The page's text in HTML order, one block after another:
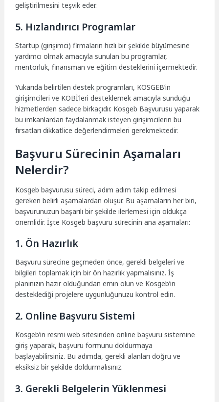
geliştirilmesini teşvik eder.
5. Hızlandırıcı Programlar
Startup (girişimci) firmaların hızlı bir şekilde büyümesine
yardımcı olmak amacıyla sunulan bu programlar,
mentorluk, finansman ve eğitim desteklerini içermektedir.
Yukarıda belirtilen destek programları, KOSGEB’in
girişimcileri ve KOBİ’leri desteklemek amacıyla sunduğu
hizmetlerden sadece birkaçıdır. Kosgeb Başvurusu yaparak
bu imkanlardan faydalanmak isteyen girişimcilerin bu
fırsatları dikkatlice değerlendirmeleri gerekmektedir.
Başvuru Sürecinin Aşamaları
Nelerdir?
Kosgeb başvurusu süreci, adım adım takip edilmesi
gereken belirli aşamalardan oluşur. Bu aşamaların her biri,
başvurunuzun başarılı bir şekilde ilerlemesi için oldukça
önemlidir. İşte Kosgeb başvuru sürecinin ana aşamaları:
1. Ön Hazırlık
Başvuru sürecine geçmeden önce, gerekli belgeleri ve
bilgileri toplamak için bir ön hazırlık yapmalısınız. İş
planınızın hazır olduğundan emin olun ve Kosgeb’in
desteklediği projelere uygunluğunuzu kontrol edin.
2. Online Başvuru Sistemi
Kosgeb’in resmi web sitesinden online başvuru sistemine
giriş yaparak, başvuru formunu doldurmaya
başlayabilirsiniz. Bu adımda, gerekli alanları doğru ve
eksiksiz bir şekilde doldurmalısınız.
3. Gerekli Belgelerin Yüklenmesi